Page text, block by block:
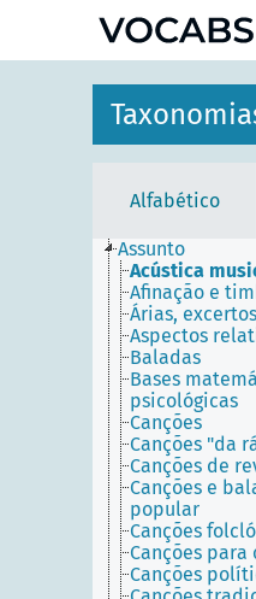
Alfabético
Assunto
Acústica
Afinação e
Árias,
Aspectos
Baladas
Bases
psicológicas
Canções
Canções "da
Canções de
Canções e
popular
Canções
Canções para
Canções